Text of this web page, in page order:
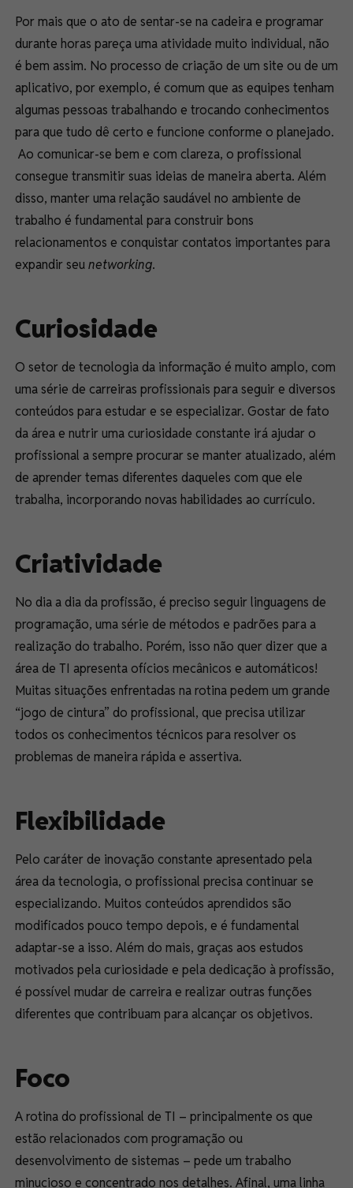
Por mais que o ato de sentar-se na cadeira e programar
durante horas pareça uma atividade muito individual, não
é bem assim. No processo de criação de um site ou de um
aplicativo, por exemplo, é comum que as equipes tenham
algumas pessoas trabalhando e trocando conhecimentos
para que tudo dê certo e funcione conforme o planejado.
Ao comunicar-se bem e com clareza, o profissional
consegue transmitir suas ideias de maneira aberta. Além
disso, manter uma relação saudável no ambiente de
trabalho é fundamental para construir bons
relacionamentos e conquistar contatos importantes para
expandir seunetworking.
Curiosidade
O setor de tecnologia da informação é muito amplo, com
uma série de carreiras profissionais para seguir e diversos
conteúdos para estudar e se especializar. Gostar de fato
da área e nutrir uma curiosidade constante irá ajudar o
profissional a sempre procurar se manter atualizado, além
de aprender temas diferentes daqueles com que ele
trabalha, incorporando novas habilidades ao currículo.
Criatividade
No dia a dia da profissão, é preciso seguir linguagens de
programação, uma série de métodos e padrões para a
realização do trabalho. Porém, isso não quer dizer que a
área de TI apresenta ofícios mecânicos e automáticos!
Muitas situações enfrentadas na rotina pedem um grande
“jogo de cintura” do profissional, que precisa utilizar
todos os conhecimentos técnicos para resolver os
problemas de maneira rápida e assertiva.
Flexibilidade
Pelo caráter de inovação constante apresentado pela
área da tecnologia, o profissional precisa continuar se
especializando. Muitos conteúdos aprendidos são
modificados pouco tempo depois, e é fundamental
adaptar-se a isso. Além do mais, graças aos estudos
motivados pela curiosidade e pela dedicação à profissão,
é possível mudar de carreira e realizar outras funções
diferentes que contribuam para alcançar os objetivos.
Foco
A rotina do profissional de TI – principalmente os que
estão relacionados com programação ou
desenvolvimento de sistemas – pede um trabalho
minucioso e concentrado nos detalhes. Afinal, uma linha